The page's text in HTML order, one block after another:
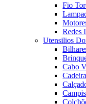
Fio
Redes
Utensilios
Cabo